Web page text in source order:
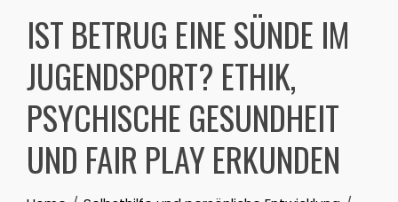
contentIST BETRUG EINE SÜNDE IM
JUGENDSPORT? ETHIK,
PSYCHISCHE GESUNDHEIT
UND FAIR PLAY ERKUNDEN